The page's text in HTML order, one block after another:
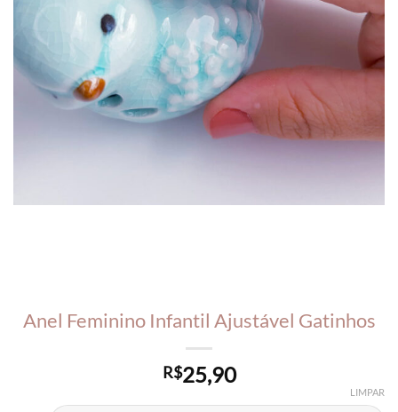
Anel Feminino Infantil Ajustável Gatinhos
R$25,90
LIMPAR